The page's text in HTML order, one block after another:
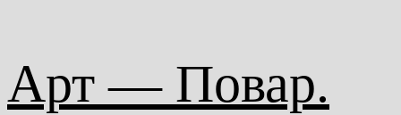
содержимому
Арт — Повар.